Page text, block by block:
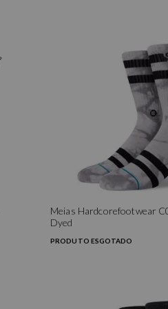
Meias Hardcorefootwear
Dyed
PRODUTO ESGOTADO